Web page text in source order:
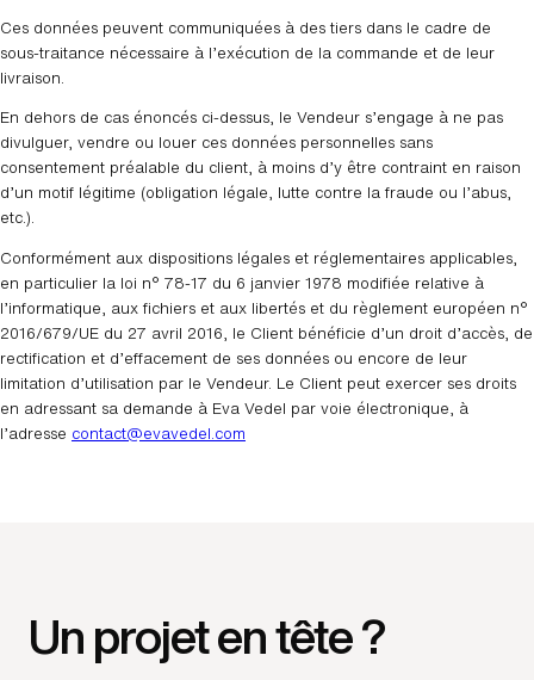
Ces données peuvent communiquées à des tiers dans le cadre de
sous-traitance nécessaire à l’exécution de la commande et de leur
livraison.
En dehors de cas énoncés ci-dessus, le Vendeur s’engage à ne pas
divulguer, vendre ou louer ces données personnelles sans
consentement préalable du client, à moins d’y être contraint en raison
d’un motif légitime (obligation légale, lutte contre la fraude ou l’abus,
etc.).
Conformément aux dispositions légales et réglementaires applicables,
en particulier la loi n° 78-17 du 6 janvier 1978 modifiée relative à
l’informatique, aux fichiers et aux libertés et du règlement européen n°
2016/679/UE du 27 avril 2016, le Client bénéficie d’un droit d’accès, de
rectification et d’effacement de ses données ou encore de leur
limitation d’utilisation par le Vendeur. Le Client peut exercer ses droits
en adressant sa demande à Eva Vedel par voie électronique, à
l’adresse contact@evavedel.com
Un projet en tête ?